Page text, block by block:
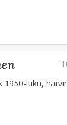
1950-luku,